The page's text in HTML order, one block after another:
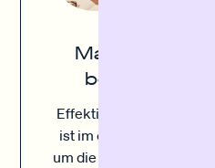
Marketing
boosten
Effektives Marketing
ist im entscheidend,
um die Sichtbarkeit zu